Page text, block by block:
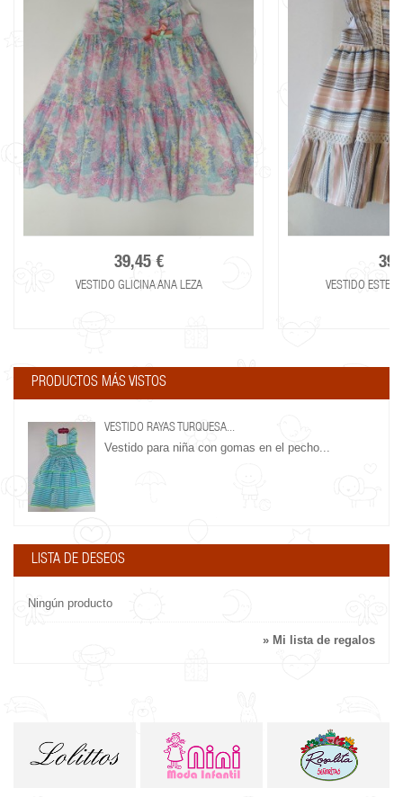
39,45 €
VESTIDO GLICINA ANA LEZA VESTIDO
PRODUCTOS MÁS VISTOS
VESTIDO RAYAS TURQUESA...
Vestido para niña con gomas en el pecho...
LISTA DE DESEOS
Ningún producto
» Mi lista de regalos